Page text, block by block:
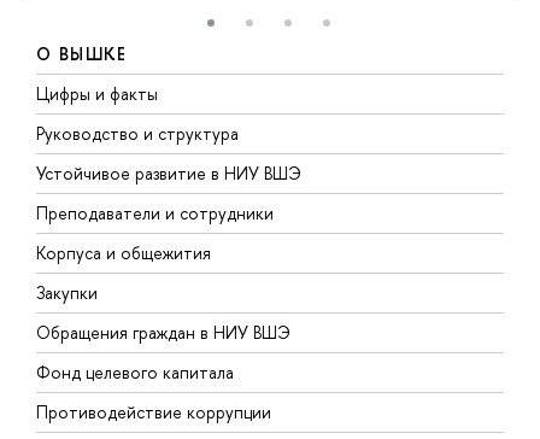
О ВЫШКЕ
Цифры и факты
Руководство и структура
Устойчивое развитие в НИУ ВШЭ
Преподаватели и сотрудники
Корпуса и общежития
Закупки
Обращения граждан в НИУ ВШЭ
Фонд целевого капитала
Противодействие коррупции